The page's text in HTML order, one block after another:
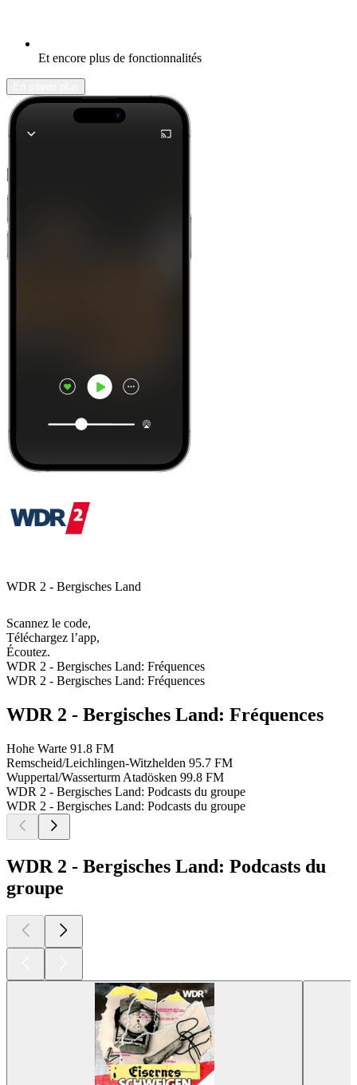
Et encore plus de fonctionnalités
WDR 2 - Bergisches Land
Scannez le code,
Téléchargez l’app,
Écoutez.
WDR 2 - Bergisches Land: Fréquences
WDR 2 - Bergisches Land: Fréquences
WDR 2 - Bergisches Land: Fréquences
Hohe Warte 91.8 FM
Remscheid/Leichlingen-Witzhelden 95.7 FM
Wuppertal/Wasserturm Atadösken 99.8 FM
WDR 2 - Bergisches Land: Podcasts du groupe
WDR 2 - Bergisches Land: Podcasts du groupe
WDR 2 - Bergisches Land: Podcasts du
groupe